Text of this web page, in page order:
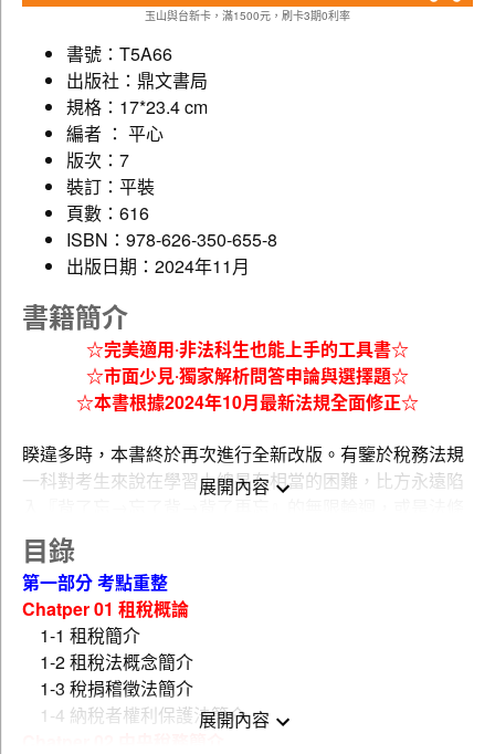
玉山與台新卡，滿1500元，刷卡3期0利率
書號：T5A66
出版社：鼎文書局
規格：17*23.4 cm
編者 ： 平心
版次：7
裝訂：平裝
頁數：616
ISBN：978-626-350-655-8
出版日期：2024年11月
書籍簡介
☆完美適用‧非法科生也能上手的工具書☆
☆市面少見‧獨家解析問答申論與選擇題☆
☆本書根據2024年10月最新法規全面修正☆
睽違多時，本書終於再次進行全新改版。有鑒於稅務法規
一科對考生來說在學習上總是有相當的困難，比方永遠陷
有看沒有懂，遇到稅務計算就投降，又或是法條朝令夕
改，修法不斷......因此為了服務所有考生與讀者，本書此次
特地全新改版，不但採用最淺顯易懂搭配大量圖表的方式
說明最新重點法規，同時針對高普考、地方特考三四等、
國稅局的試題做最完整詳實的解析說明，以利各方讀者
（尤其是非法科生的考生）學習之用。
展開內容
目錄
第一部分 考點重整
Chatper 01 租稅概論
1-1 租稅簡介
1-2 租稅法概念簡介
1-3 稅捐稽徵法簡介
1-4 納稅者權利保護法簡介
展開內容